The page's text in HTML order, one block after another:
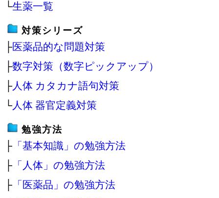
└生薬一覧
対策シリーズ
├医薬品的な問題対策
├数字対策（数字ピックアップ）
├人体 カタカナ語句対策
└人体 器官定義対策
勉強方法
├ 「基本知識」の勉強方法
├ 「人体」の勉強方法
├ 「医薬品」の勉強方法